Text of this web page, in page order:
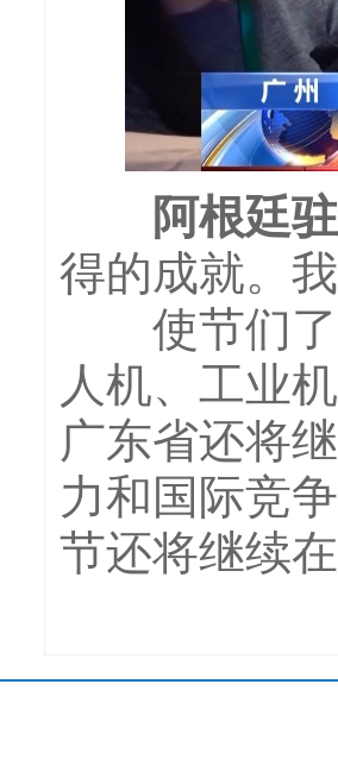
阿根廷驻
得的成就。
使节们了
人机、工业
广东省还将
力和国际竞
节还将继续